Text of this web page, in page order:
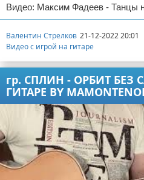
Видео: Максим Фадеев - Танцы
Валентин Стрелков 21-12-2022 20:01
Видео с игрой на гитаре
гр. СПЛИН - ОРБИТ БЕЗ
ГИТАРЕ BY